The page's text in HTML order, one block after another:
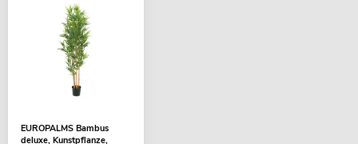
EUROPALMS Bambus
deluxe, Kunstpflanze,